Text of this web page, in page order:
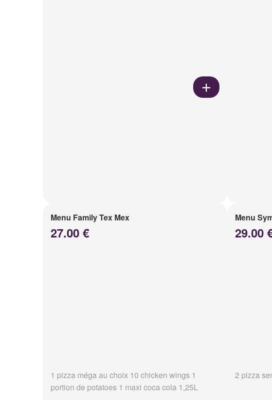
Menu Family Tex Mex
27.00 €
1 pizza méga au choix 10 chicken wings 1
portion de potatoes 1 maxi coca cola 1,25L
Menu
29.00
2 pizza